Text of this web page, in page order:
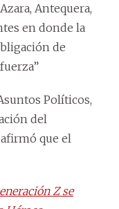
Antequera,
en donde la
de
Políticos,
del
que el
Z se